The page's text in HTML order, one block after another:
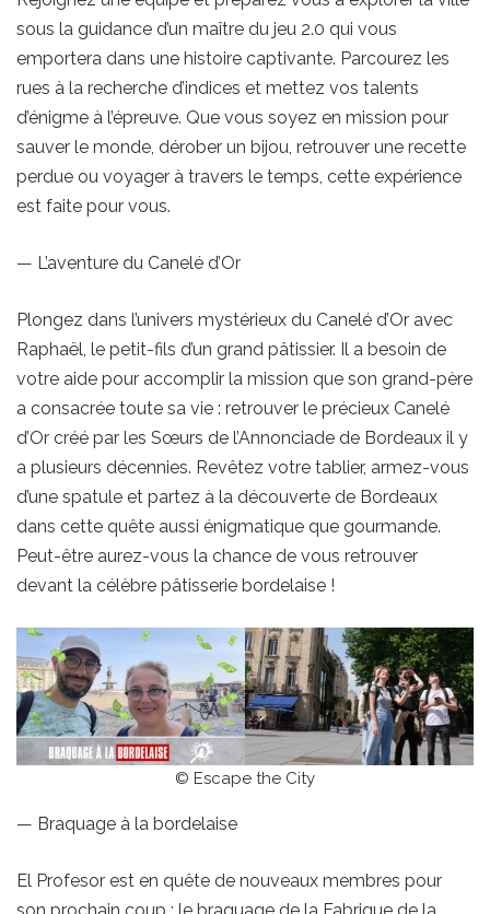
sous la guidance d’un maître du jeu 2.0 qui vous
emportera dans une histoire captivante. Parcourez les
rues à la recherche d’indices et mettez vos talents
d’énigme à l’épreuve. Que vous soyez en mission pour
sauver le monde, dérober un bijou, retrouver une recette
perdue ou voyager à travers le temps, cette expérience
est faite pour vous.
— L’aventure du Canelé d’Or
Plongez dans l’univers mystérieux du Canelé d’Or avec
Raphaël, le petit-fils d’un grand pâtissier. Il a besoin de
votre aide pour accomplir la mission que son grand-père
a consacrée toute sa vie : retrouver le précieux Canelé
d’Or créé par les Sœurs de l’Annonciade de Bordeaux il y
a plusieurs décennies. Revêtez votre tablier, armez-vous
d’une spatule et partez à la découverte de Bordeaux
dans cette quête aussi énigmatique que gourmande.
Peut-être aurez-vous la chance de vous retrouver
devant la célèbre pâtisserie bordelaise !
© Escape the City
— Braquage à la bordelaise
El Profesor est en quête de nouveaux membres pour